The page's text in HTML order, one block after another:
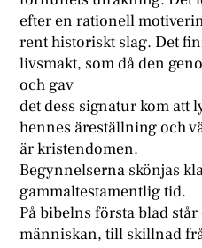
efter en rationell
rent historiskt slag. Det
livsmakt, som då den
och gav
det dess signatur kom att
hennes äreställning och
är kristendomen.
Begynnelserna skönjas
gammaltestamentlig tid.
På bibelns första blad
människan, till skillnad